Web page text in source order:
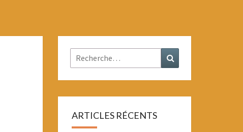
Rechercher :
ARTICLES RÉCENTS